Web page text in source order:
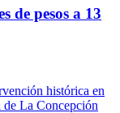
de pesos a 13